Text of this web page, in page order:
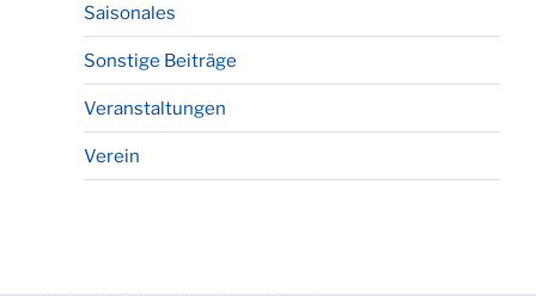
Saisonales
Sonstige Beiträge
Veranstaltungen
Verein